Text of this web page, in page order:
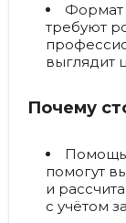
Формат
требуют
выглядит
Почему
Помощь
помогут
и
с учётом